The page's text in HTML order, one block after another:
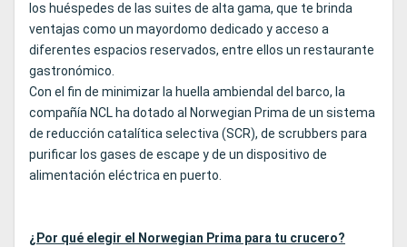
los huéspedes de las suites de alta gama, que te brinda
ventajas como un mayordomo dedicado y acceso a
diferentes espacios reservados, entre ellos un restaurante
gastronómico.
Con el fin de minimizar la huella ambiendal del barco, la
compañía NCL ha dotado al Norwegian Prima de un sistema
de reducción catalítica selectiva (SCR), de scrubbers para
purificar los gases de escape y de un dispositivo de
alimentación eléctrica en puerto.
¿Por qué elegir el Norwegian Prima para tu crucero?